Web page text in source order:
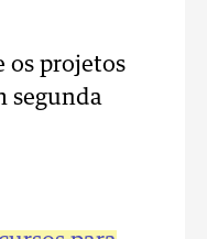
os projetos
segunda